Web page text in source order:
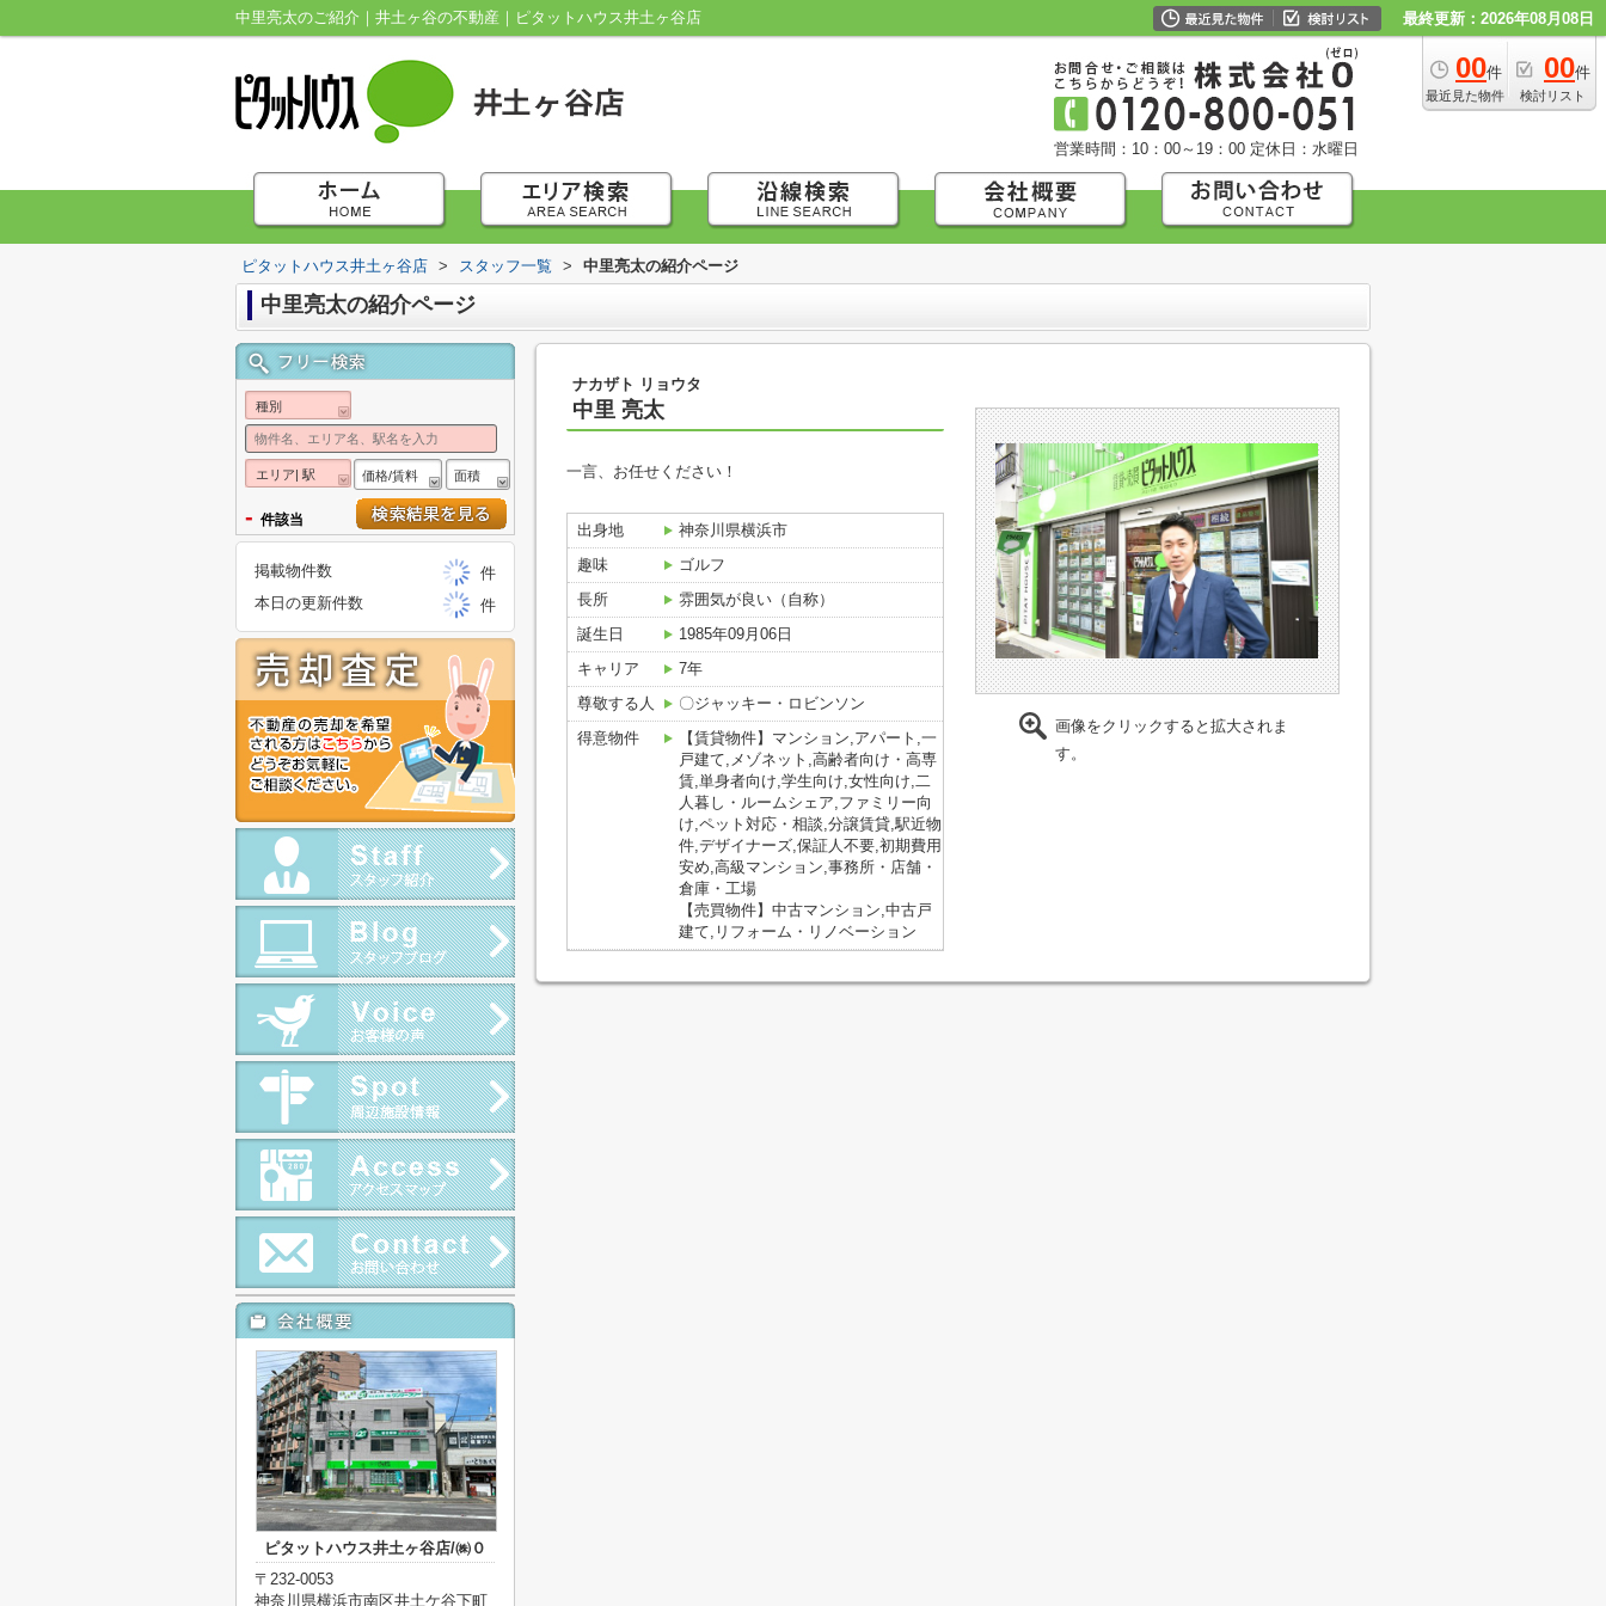
中里亮太のご紹介｜井土ヶ谷の不動産｜ピタットハウス井土ヶ谷店 最終更新：2026年08月08日
00件
最近見た物件
00件
検討リスト
営業時間：10：00～19：00 定休日：水曜日
ピタットハウス井土ヶ谷店 > スタッフ一覧 > 中里亮太の紹介ページ
中里亮太の紹介ページ
ナカザト リョウタ
中里 亮太
一言、お任せください！
出身地
神奈川県横浜市
趣味
ゴルフ
長所
雰囲気が良い（自称）
誕生日
1985年09月06日
キャリア
7年
尊敬する人
〇ジャッキー・ロビンソン
得意物件
【賃貸物件】マンション,アパート,一
戸建て,メゾネット,高齢者向け・高専
賃,単身者向け,学生向け,女性向け,二
人暮し・ルームシェア,ファミリー向
け,ペット対応・相談,分譲賃貸,駅近物
件,デザイナーズ,保証人不要,初期費用
安め,高級マンション,事務所・店舗・
倉庫・工場
【売買物件】中古マンション,中古戸
建て,リフォーム・リノベーション
画像をクリックすると拡大されま
す。
種別
エリア| 駅 価格/賃料 面積
- 件該当
掲載物件数
件
本日の更新件数
件
ピタットハウス井土ヶ谷店/㈱０
〒232-0053
神奈川県横浜市南区井土ケ谷下町